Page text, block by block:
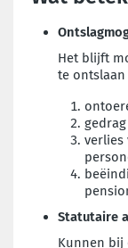
Het blijft
te
verlies
Statutaire
Kunnen bij